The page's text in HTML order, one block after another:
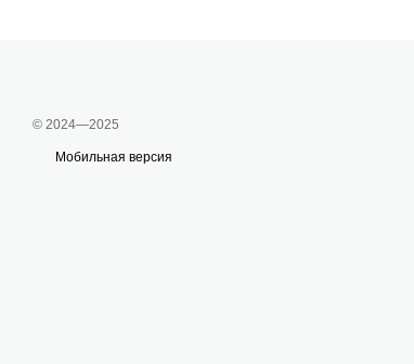
© 2024—2025
Мобильная версия